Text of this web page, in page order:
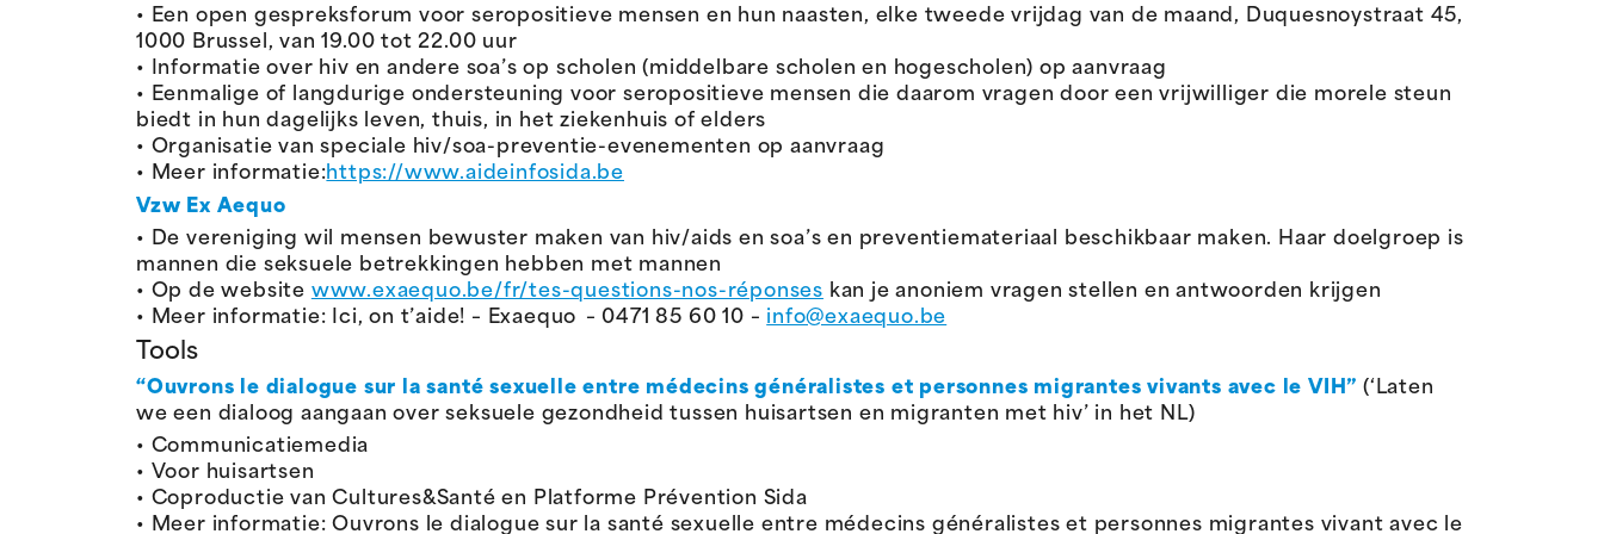
• Een open gespreksforum voor seropositieve mensen en hun naasten, elke tweede vrijdag van de maand, Duquesnoystraat 45,
1000 Brussel, van 19.00 tot 22.00 uur
• Informatie over hiv en andere soa’s op scholen (middelbare scholen en hogescholen) op aanvraag
• Eenmalige of langdurige ondersteuning voor seropositieve mensen die daarom vragen door een vrijwilliger die morele steun
biedt in hun dagelijks leven, thuis, in het ziekenhuis of elders
• Organisatie van speciale hiv/soa-preventie-evenementen op aanvraag
• Meer informatie:https://www.aideinfosida.be
Vzw Ex Aequo
• De vereniging wil mensen bewuster maken van hiv/aids en soa’s en preventiemateriaal beschikbaar maken. Haar doelgroep is
mannen die seksuele betrekkingen hebben met mannen
• Op de website www.exaequo.be/fr/tes-questions-nos-réponses kan je anoniem vragen stellen en antwoorden krijgen
• Meer informatie: Ici, on t’aide! – Exaequo – 0471 85 60 10 – info@exaequo.be
Tools
“Ouvrons le dialogue sur la santé sexuelle entre médecins généralistes et personnes migrantes vivants avec le VIH” (‘Laten
we een dialoog aangaan over seksuele gezondheid tussen huisartsen en migranten met hiv’ in het NL)
• Communicatiemedia
• Voor huisartsen
• Coproductie van Cultures&Santé en Platforme Prévention Sida
• Meer informatie: Ouvrons le dialogue sur la santé sexuelle entre médecins généralistes et personnes migrantes vivant avec le